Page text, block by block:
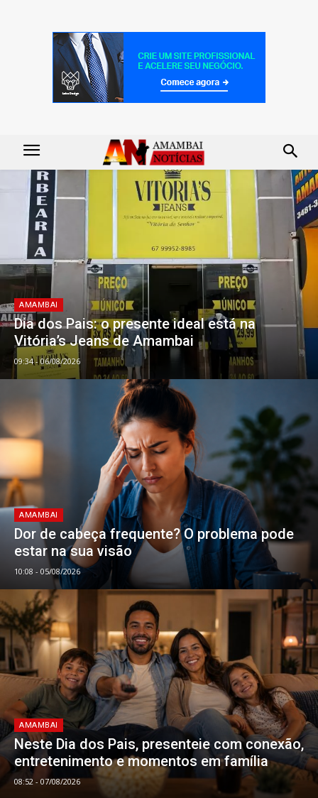
AMAMBAI
Dia dos Pais: o presente ideal está na
Vitória’s Jeans de Amambai
09:34 - 06/08/2026
AMAMBAI
Dor de cabeça frequente? O problema pode
estar na sua visão
10:08 - 05/08/2026
AMAMBAI
Neste Dia dos Pais, presenteie com conexão,
entretenimento e momentos em família
08:52 - 07/08/2026